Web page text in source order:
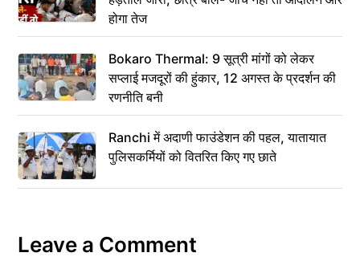
होगा तेज
Bokaro Thermal: 9 सूत्री मांगों को लेकर
सप्लाई मजदूरों की हुंकार, 12 अगस्त के प्रदर्शन की
रणनीति बनी
Ranchi में अदाणी फाउंडेशन की पहल, यातायात
पुलिसकर्मियों को वितरित किए गए छाते
Leave a Comment